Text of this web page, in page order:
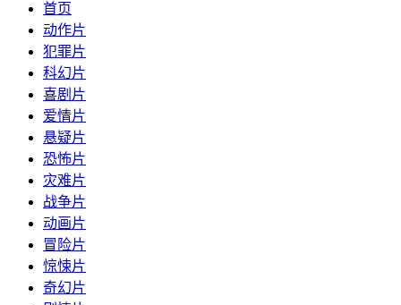
首页
动作片
犯罪片
科幻片
喜剧片
爱情片
悬疑片
恐怖片
灾难片
战争片
动画片
冒险片
惊悚片
奇幻片